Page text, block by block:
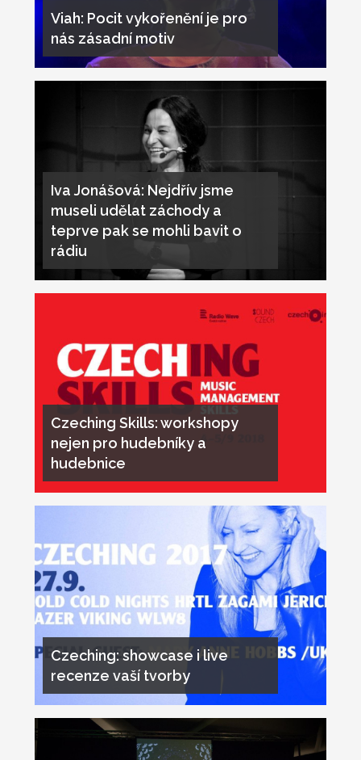
Viah: Pocit vykořenění je pro
nás zásadní motiv
Iva Jonášová: Nejdřív jsme
museli udělat záchody a
teprve pak se mohli bavit o
rádiu
Czeching Skills: workshopy
nejen pro hudebníky a
hudebnice
Czeching: showcase i live
recenze vaší tvorby